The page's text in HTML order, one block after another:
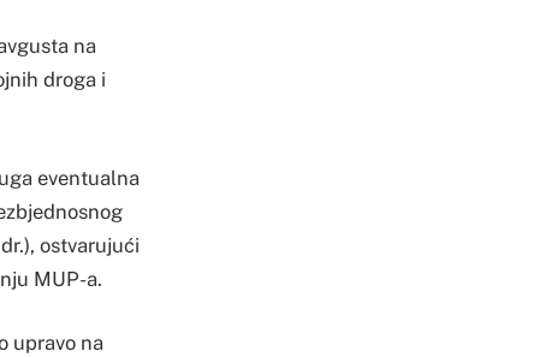
na
droga i
eventualna
ostvarujući
MUP-a.
upravo na